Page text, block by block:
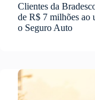
Clientes da
de R$ 7 milhões ao
o Seguro Auto